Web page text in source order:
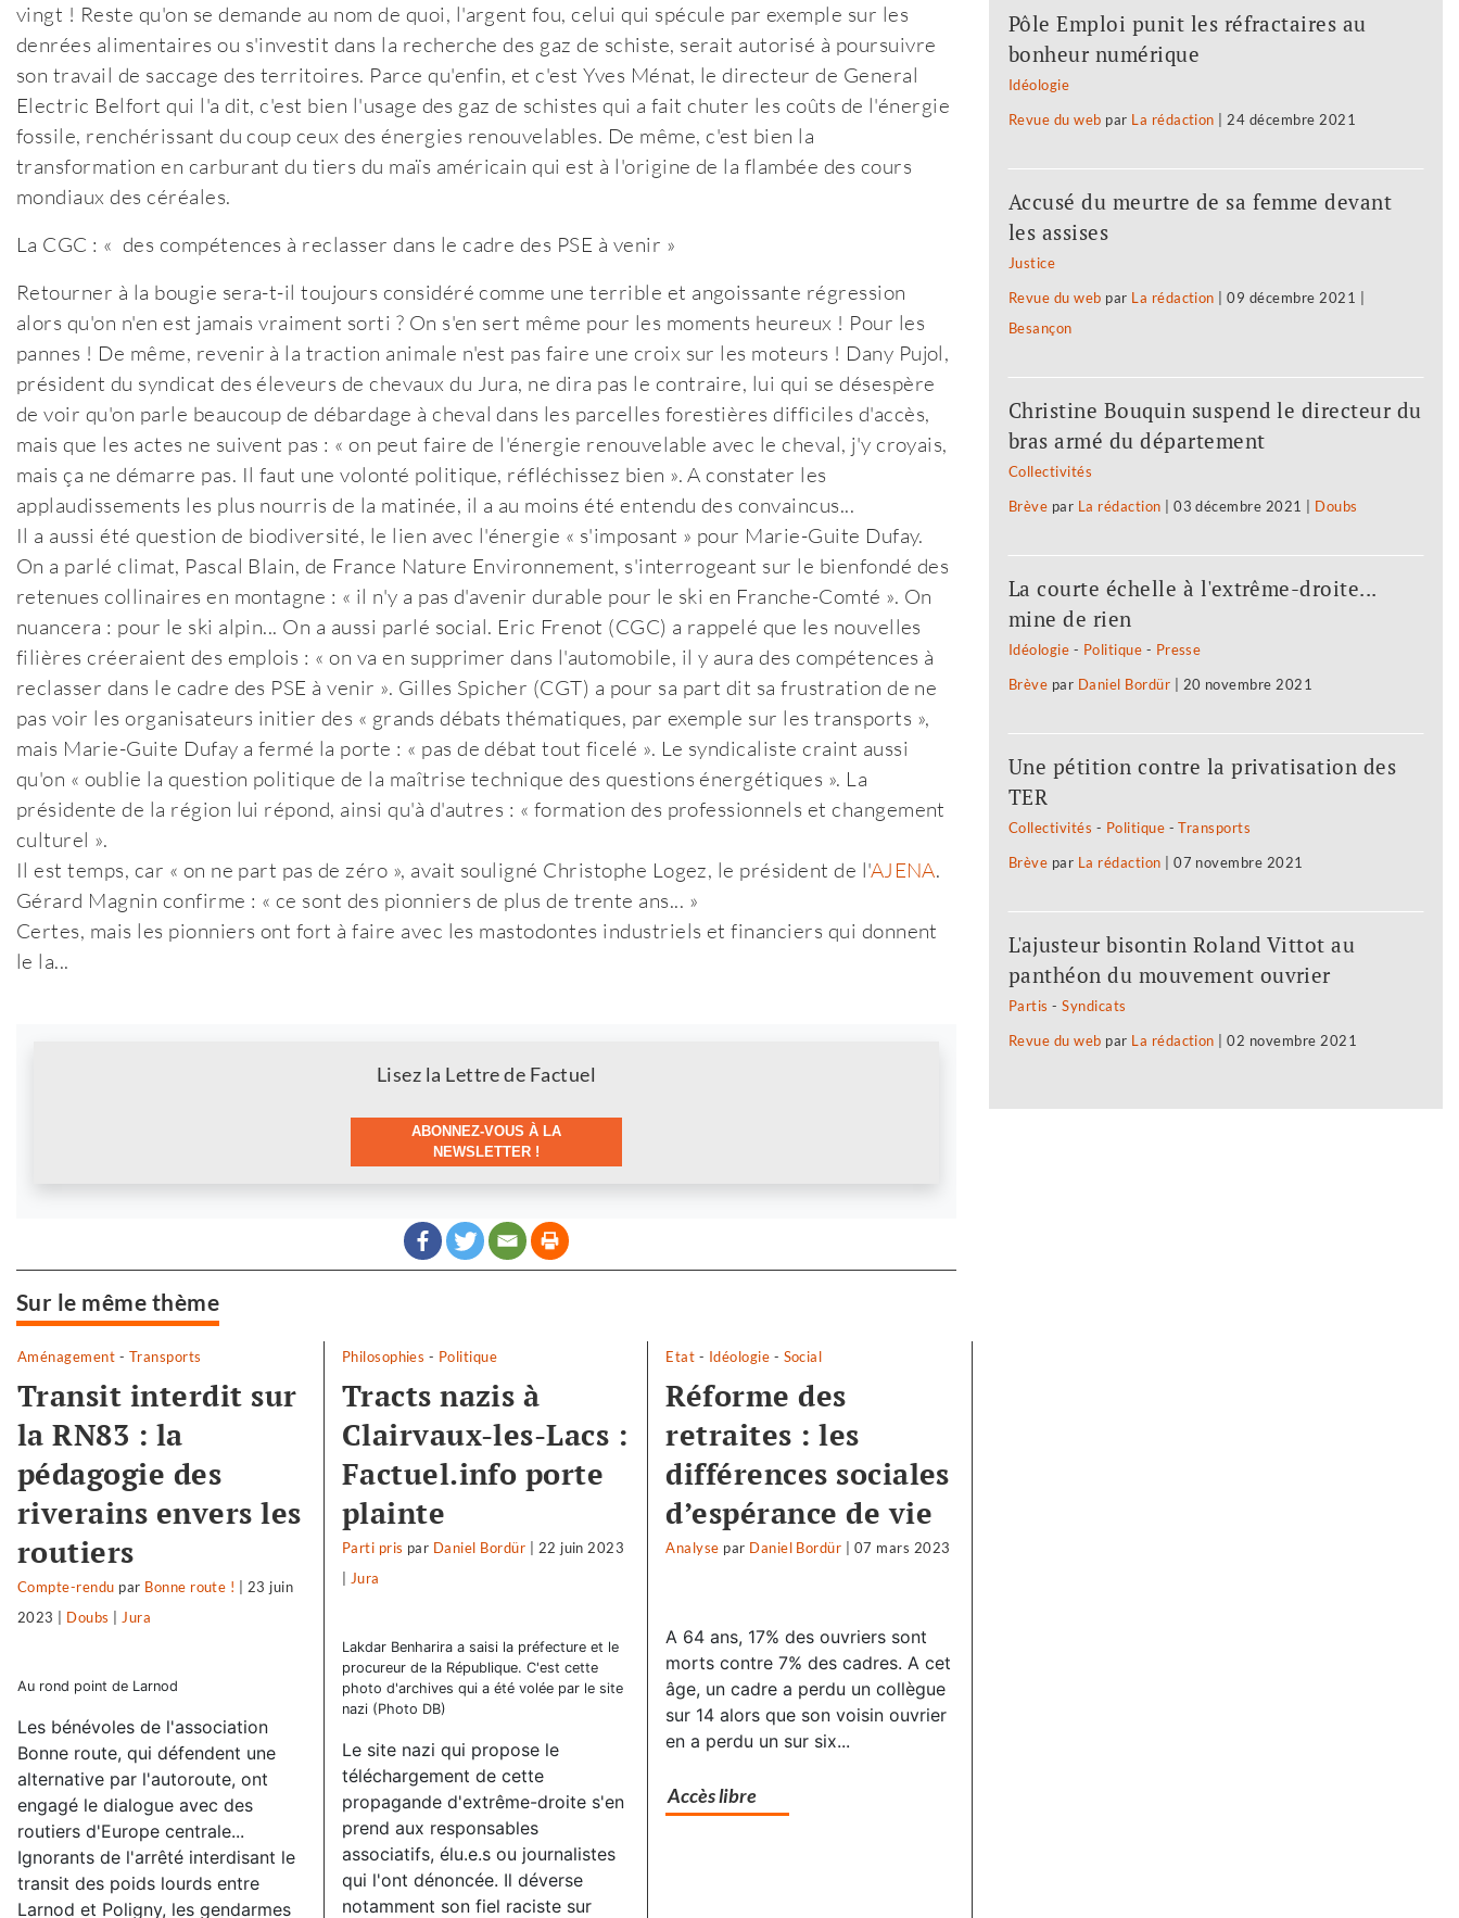
vingt ! Reste qu'on se demande au nom de quoi, l'argent fou, celui qui spécule par exemple sur les
denrées alimentaires ou s'investit dans la recherche des gaz de schiste, serait autorisé à poursuivre
son travail de saccage des territoires. Parce qu'enfin, et c'est Yves Ménat, le directeur de General
Electric Belfort qui l'a dit, c'est bien l'usage des gaz de schistes qui a fait chuter les coûts de l'énergie
fossile, renchérissant du coup ceux des énergies renouvelables. De même, c'est bien la
transformation en carburant du tiers du maïs américain qui est à l'origine de la flambée des cours
mondiaux des céréales.
La CGC : « des compétences à reclasser dans le cadre des PSE à venir »
Retourner à la bougie sera-t-il toujours considéré comme une terrible et angoissante régression
alors qu'on n'en est jamais vraiment sorti ? On s'en sert même pour les moments heureux ! Pour les
pannes ! De même, revenir à la traction animale n'est pas faire une croix sur les moteurs ! Dany Pujol,
président du syndicat des éleveurs de chevaux du Jura, ne dira pas le contraire, lui qui se désespère
de voir qu'on parle beaucoup de débardage à cheval dans les parcelles forestières difficiles d'accès,
mais que les actes ne suivent pas : « on peut faire de l'énergie renouvelable avec le cheval, j'y croyais,
mais ça ne démarre pas. Il faut une volonté politique, réfléchissez bien ». A constater les
applaudissements les plus nourris de la matinée, il a au moins été entendu des convaincus...
Il a aussi été question de biodiversité, le lien avec l'énergie « s'imposant » pour Marie-Guite Dufay.
On a parlé climat, Pascal Blain, de France Nature Environnement, s'interrogeant sur le bienfondé des
retenues collinaires en montagne : « il n'y a pas d'avenir durable pour le ski en Franche-Comté ». On
nuancera : pour le ski alpin... On a aussi parlé social. Eric Frenot (CGC) a rappelé que les nouvelles
filières créeraient des emplois : « on va en supprimer dans l'automobile, il y aura des compétences à
reclasser dans le cadre des PSE à venir ». Gilles Spicher (CGT) a pour sa part dit sa frustration de ne
pas voir les organisateurs initier des « grands débats thématiques, par exemple sur les transports »,
mais Marie-Guite Dufay a fermé la porte : « pas de débat tout ficelé ». Le syndicaliste craint aussi
qu'on « oublie la question politique de la maîtrise technique des questions énergétiques ». La
présidente de la région lui répond, ainsi qu'à d'autres : « formation des professionnels et changement
culturel ».
Il est temps, car « on ne part pas de zéro », avait souligné Christophe Logez, le président de l'AJENA.
Gérard Magnin confirme : « ce sont des pionniers de plus de trente ans... »
Certes, mais les pionniers ont fort à faire avec les mastodontes industriels et financiers qui donnent
le la...
Lisez la Lettre de Factuel
ABONNEZ-VOUS À LA
NEWSLETTER !
Sur le même thème
Aménagement - Transports
Transit interdit sur
la RN83 : la
pédagogie des
riverains envers les
routiers
Compte-rendu par Bonne route !
23 juin
2023
Doubs |Jura
Au rond point de Larnod
Les bénévoles de l'association
Bonne route, qui défendent une
alternative par l'autoroute, ont
engagé le dialogue avec des
routiers d'Europe centrale...
Ignorants de l'arrêté interdisant le
transit des poids lourds entre
Larnod et Poligny, les gendarmes
Philosophies - Politique
Tracts nazis à
Clairvaux-les-Lacs :
Factuel.info porte
plainte
Parti pris par Daniel Bordür
22 juin 2023
Jura
Lakdar Benharira a saisi la préfecture et le
procureur de la République. C'est cette
photo d'archives qui a été volée par le site
nazi (Photo DB)
Le site nazi qui propose le
téléchargement de cette
propagande d'extrême-droite s'en
prend aux responsables
associatifs, élu.e.s ou journalistes
qui l'ont dénoncée. Il déverse
notamment son fiel raciste sur
Etat - Idéologie - Social
Réforme des
retraites : les
différences sociales
d’espérance de vie
Analyse par Daniel Bordür 07 mars 2023
A 64 ans, 17% des ouvriers sont
morts contre 7% des cadres. A cet
âge, un cadre a perdu un collègue
sur 14 alors que son voisin ouvrier
en a perdu un sur six...
Accès libre
Pôle Emploi punit les réfractaires au
bonheur numérique
Idéologie
Revue du web par La rédaction 24 décembre 2021
Accusé du meurtre de sa femme devant
les assises
Justice
Revue du web par La rédaction |09 décembre 2021
Besançon
Christine Bouquin suspend le directeur du
bras armé du département
Collectivités
Brève par La rédaction |03 décembre 2021 Doubs
La courte échelle à l'extrême-droite...
mine de rien
Idéologie - Politique - Presse
Brève par Daniel Bordür 20 novembre 2021
Une pétition contre la privatisation des
TER
Collectivités - Politique -Transports
Brève par La rédaction |07 novembre 2021
L'ajusteur bisontin Roland Vittot au
panthéon du mouvement ouvrier
Partis -Syndicats
Revue du web par La rédaction |02 novembre 2021